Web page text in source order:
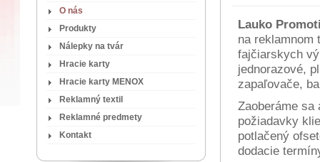
O nás
Produkty
Nálepky na tvár
Hracie karty
Hracie karty MENOX
Reklamný textil
Reklamné predmety
Kontakt
Lauko
na reklamnom
fajčiarskych
jednorazové,
zapaľovače,
Zaoberáme
požiadavky
potlačený
dodacie